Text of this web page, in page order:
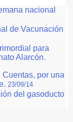
nacional
de Vacunación
para
Alarcón.
por una
23/09/14
del gasoducto